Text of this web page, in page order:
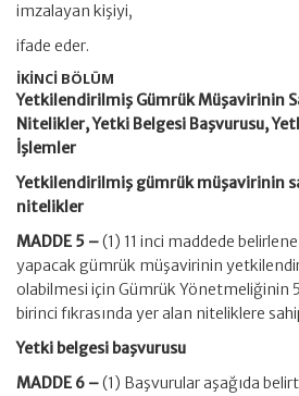
imzalayan kişiyi,
ifade eder.
İKİNCİ BÖLÜM
Yetkilendirilmiş Gümrük Müşavirinin
Nitelikler, Yetki Belgesi Başvurusu,
İşlemler
Yetkilendirilmiş gümrük müşavirinin
nitelikler
MADDE 5 –(1) 11 inci maddede
yapacak gümrük müşavirinin
olabilmesi için Gümrük Yönetmeliğinin
birinci fıkrasında yer alan niteliklere
Yetki belgesi başvurusu
MADDE 6 –(1) Başvurular aşağıda